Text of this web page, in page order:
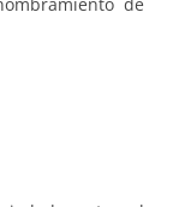
de